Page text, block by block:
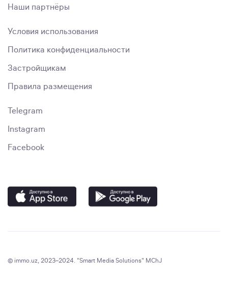
Наши партнёры
Условия использования
Политика конфиденциальности
Застройщикам
Правила размещения
Telegram
Instagram
Facebook
© immo.uz, 2023–2024. "Smart Media Solutions" MChJ